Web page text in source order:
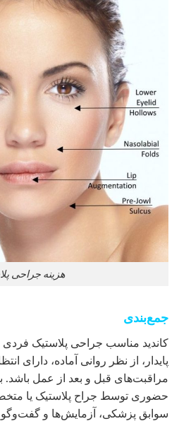
هزینه جراحی
جمع‌بندی
کاندید مناسب جراحی پلاستیک
پایدار، از نظر روانی آماده، دارای
مراقبت‌های قبل و بعد از عمل باشد.
حضوری توسط جراح پلاستیک یا
سوابق پزشکی، آزمایش‌ها و